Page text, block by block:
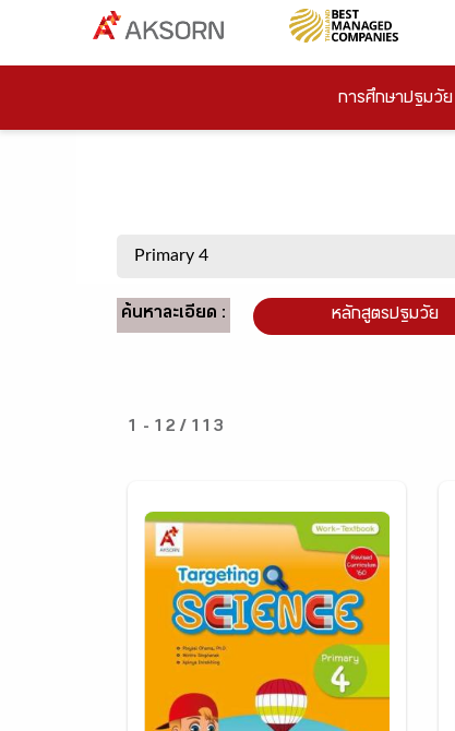
การศึกษาปฐมวัย
ค้นหาละเอียด : หลักสูตรปฐมวัย
1 - 12 / 113